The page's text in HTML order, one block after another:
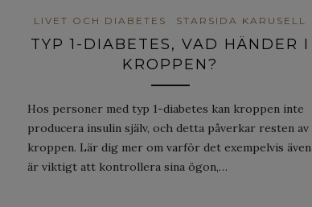
LIVET OCH DIABETES STARSIDA KARUSELL
TYP 1-DIABETES, VAD HÄNDER I
KROPPEN?
Hos personer med typ 1-diabetes kan kroppen inte
producera insulin själv, och detta påverkar resten av
kroppen. Lär dig mer om varför det exempelvis även
är viktigt att kontrollera sina ögon,…